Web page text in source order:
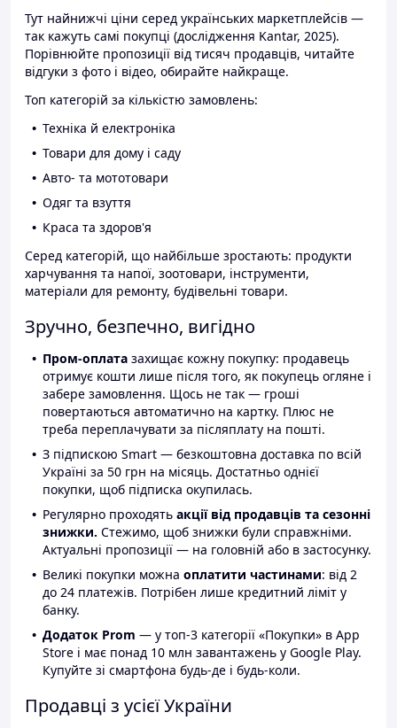
Тут найнижчі ціни серед українських маркетплейсів —
так кажуть самі покупці (дослідження Kantar, 2025).
Порівнюйте пропозиції від тисяч продавців, читайте
відгуки з фото і відео, обирайте найкраще.
Топ категорій за кількістю замовлень:
Техніка й електроніка
Товари для дому і саду
Авто- та мототовари
Одяг та взуття
Краса та здоров'я
Серед категорій, що найбільше зростають: продукти
харчування та напої, зоотовари, інструменти,
матеріали для ремонту, будівельні товари.
Зручно, безпечно, вигідно
Пром-оплата захищає кожну покупку: продавець
отримує кошти лише після того, як покупець огляне і
забере замовлення. Щось не так — гроші
повертаються автоматично на картку. Плюс не
треба переплачувати за післяплату на пошті.
З підпискою Smart — безкоштовна доставка по всій
Україні за 50 грн на місяць. Достатньо однієї
покупки, щоб підписка окупилась.
Регулярно проходять акції від продавців та сезонні
знижки. Стежимо, щоб знижки були справжніми.
Актуальні пропозиції — на головній або в застосунку.
Великі покупки можна оплатити частинами: від 2
до 24 платежів. Потрібен лише кредитний ліміт у
банку.
Додаток Prom — у топ-3 категорії «Покупки» в App
Store і має понад 10 млн завантажень у Google Play.
Купуйте зі смартфона будь-де і будь-коли.
Продавці з усієї України